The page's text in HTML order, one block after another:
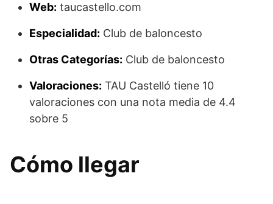
Web: taucastello.com
Especialidad: Club de baloncesto
Otras Categorías: Club de baloncesto
Valoraciones: TAU Castelló tiene 10
valoraciones con una nota media de 4.4
sobre 5
Cómo llegar